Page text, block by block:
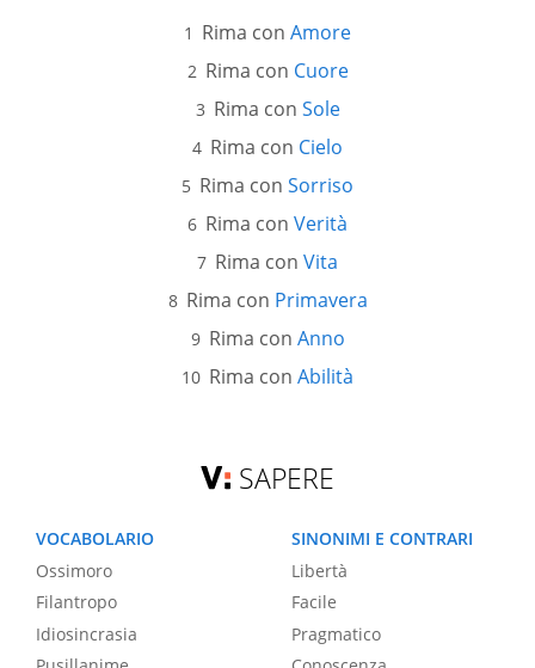
Rima con Amore
Rima con Cuore
Rima con Sole
Rima con Cielo
Rima con Sorriso
Rima con Verità
Rima con Vita
Rima con Primavera
Rima con Anno
Rima con Abilità
SAPERE
VOCABOLARIO
Ossimoro
Filantropo
Idiosincrasia
SINONIMI E CONTRARI
Libertà
Facile
Pragmatico